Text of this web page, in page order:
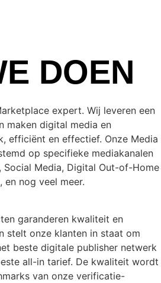
DOEN
expert. Wij leveren een
maken digital media en
efficiënt en effectief. Onze Media
op specifieke mediakanalen
Social Media, Digital Out-of-Home
en nog veel meer.
garanderen kwaliteit en
stelt onze klanten in staat om
beste digitale publisher netwerk
all-in tarief. De kwaliteit wordt
van onze verificatie-